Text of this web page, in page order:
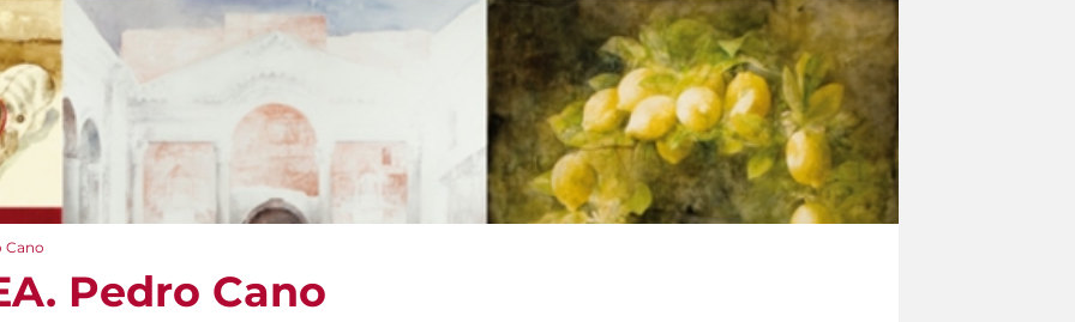
Cano
Pedro Cano